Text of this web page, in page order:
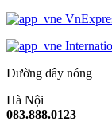
Đường dây nóng
Hà Nội
083.888.0123